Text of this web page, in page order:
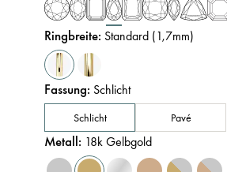
Ringbreite: Standard (1,7mm)
Fassung: Schlicht
Schlicht Pavé
Metall: 18k Gelbgold